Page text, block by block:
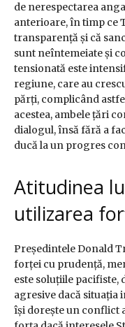
de nerespectarea
anterioare, în timp ce
transparență și că
sunt neîntemeiate și
tensionată este
regiune, care au
părți, complicând
acestea, ambele țări
dialogul, însă fără a
ducă la un progres
Atitudinea
utilizarea
Președintele Donald
forței cu prudență,
este soluțiile pacifiste,
agresive dacă situația
își dorește un conflict